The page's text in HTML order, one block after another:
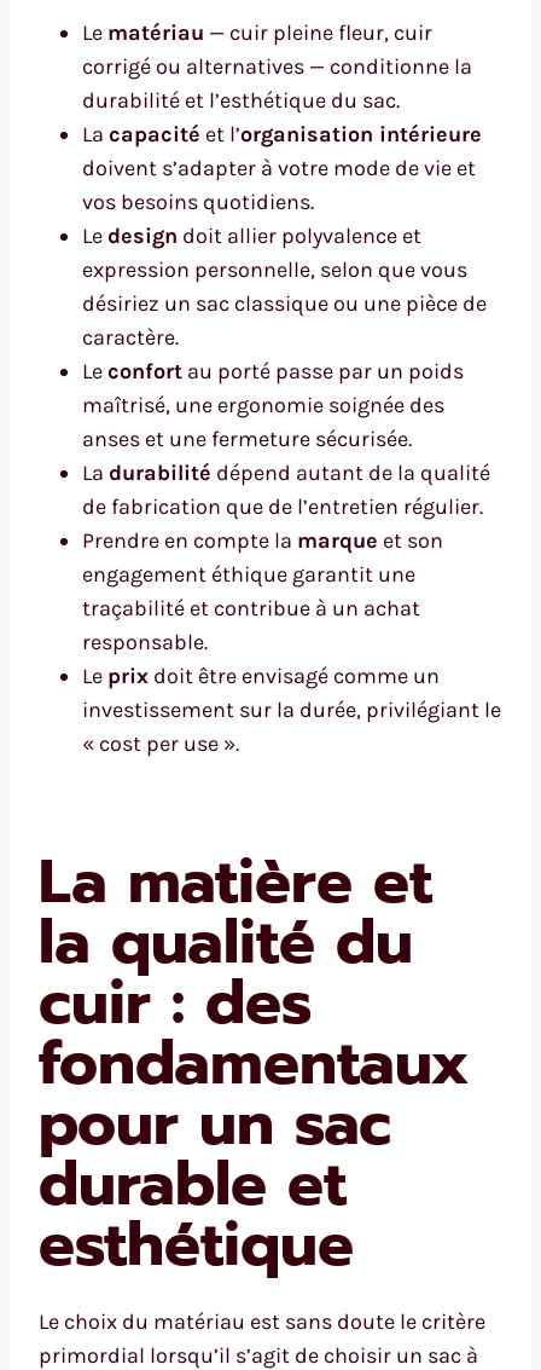
Le matériau — cuir pleine fleur, cuir
corrigé ou alternatives — conditionne la
durabilité et l’esthétique du sac.
La capacité et l’organisation intérieure
doivent s’adapter à votre mode de vie et
vos besoins quotidiens.
Le design doit allier polyvalence et
expression personnelle, selon que vous
désiriez un sac classique ou une pièce de
caractère.
Leconfort au porté passe par un poids
maîtrisé, une ergonomie soignée des
anses et une fermeture sécurisée.
La durabilité dépend autant de la qualité
de fabrication que de l’entretien régulier.
Prendre en compte la marque et son
engagement éthique garantit une
traçabilité et contribue à un achat
responsable.
Le prix doit être envisagé comme un
investissement sur la durée, privilégiant le
« cost per use ».
La matière et
la qualité du
cuir : des
fondamentaux
pour un sac
durable et
esthétique
Le choix du matériau est sans doute le critère
primordial lorsqu’il s’agit de choisir un sac à